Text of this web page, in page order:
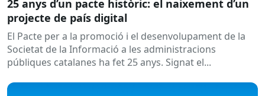
25 anys d’un pacte històric: el naixement d’un
projecte de país digital
El Pacte per a la promoció i el desenvolupament de la
Societat de la Informació a les administracions
públiques catalanes ha fet 25 anys. Signat el...